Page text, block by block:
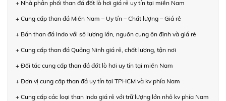
+ Nhà phân phối than đá đốt lò hơi giá rẻ uy tín tại miền Nam
+ Cung cấp than đá Miền Nam – Uy tín – Chất lượng – Giá rẻ
+ Bán than đá Indo với số lượng lớn, nguồn cung ổn định và giá rẻ
+ Cung cấp than đá Quảng Ninh giá rẻ, chất lượng, tận nơi
+ Đối tác cung cấp than đá đốt lò hơi uy tín tại miền Nam
+ Đơn vị cung cấp than đá uy tín tại TPHCM và kv phía Nam
+ Cung cấp các loại than Indo giá rẻ với trữ lượng lớn nhỏ kv phía Nam